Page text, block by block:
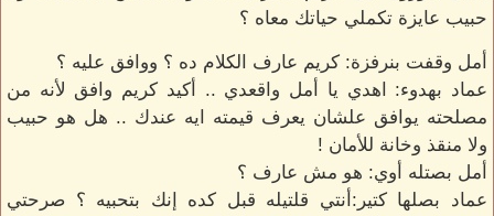
حبيب عايزة تكملي حياتك معاه ؟
أمل وقفت بنرفزة: كريم عارف الكلام ده ؟ ووافق عليه ؟
عماد بهدوء: اهدي يا أمل واقعدي .. أكيد كريم وافق لأنه من
مصلحته يوافق علشان يعرف قيمته ايه عندك .. هل هو حبيب
ولا منقذ وخانة للأمان !
أمل بصتله أوي: هو مش عارف ؟
عماد بصلها كتير:أنتي قلتيله قبل كده إنك بتحبيه ؟ صرحتي